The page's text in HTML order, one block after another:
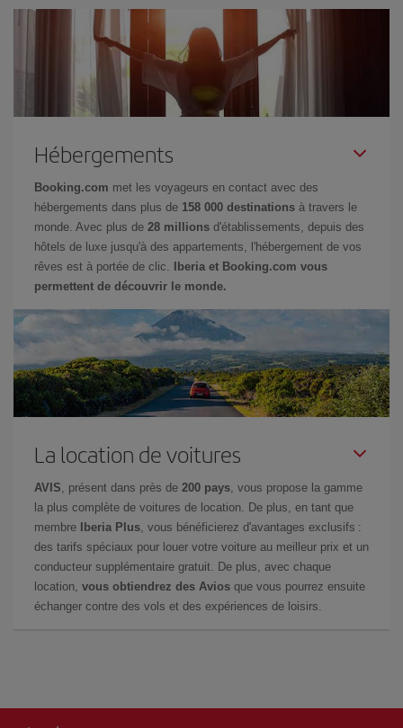
Hébergements
Booking.com met les voyageurs en contact avec des
hébergements dans plus de 158 000 destinations à travers le
monde. Avec plus de 28 millions d'établissements, depuis des
hôtels de luxe jusqu'à des appartements, l'hébergement de vos
rêves est à portée de clic.
Iberia et Booking.com vous
permettent de découvrir le monde.
La location de voitures
AVIS, présent dans près de 200 pays, vous propose la gamme
la plus complète de voitures de location. De plus, en tant que
membre
Iberia Plus, vous bénéficierez d'avantages exclusifs :
des tarifs spéciaux pour louer votre voiture au meilleur prix et un
conducteur supplémentaire gratuit. De plus, avec chaque
location, vous obtiendrez des Avios que vous pourrez ensuite
échanger contre des vols et des expériences de loisirs.